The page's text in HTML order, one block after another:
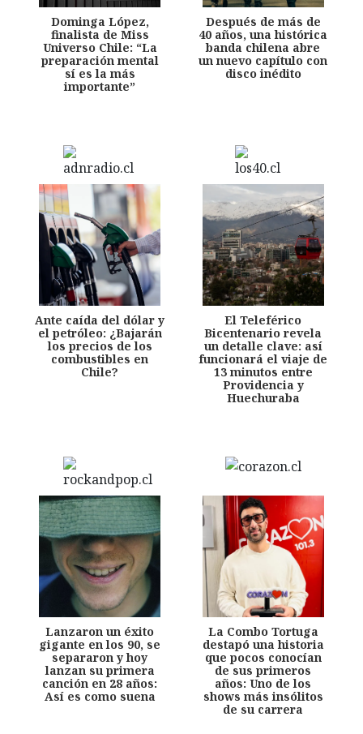
Dominga López,
finalista de Miss
Universo Chile: “La
preparación mental
sí es la más
importante”
Después de más de
40 años, una histórica
banda chilena abre
un nuevo capítulo con
disco inédito
Ante caída del dólar y
el petróleo: ¿Bajarán
los precios de los
combustibles en
Chile?
El Teleférico
Bicentenario revela
un detalle clave: así
funcionará el viaje de
13 minutos entre
Providencia y
Huechuraba
Lanzaron un éxito
gigante en los 90, se
separaron y hoy
lanzan su primera
canción en 28 años:
Así es como suena
La Combo Tortuga
destapó una historia
que pocos conocían
de sus primeros
años: Uno de los
shows más insólitos
de su carrera